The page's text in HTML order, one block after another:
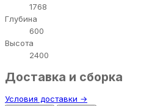
1768
Глубина
600
Высота
2400
Доставка и сборка
Условия доставки →